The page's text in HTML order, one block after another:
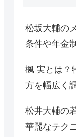
松坂大輔の
条件や年金
楓 実とは？
方を幅広く
松井大輔の
華麗なテク